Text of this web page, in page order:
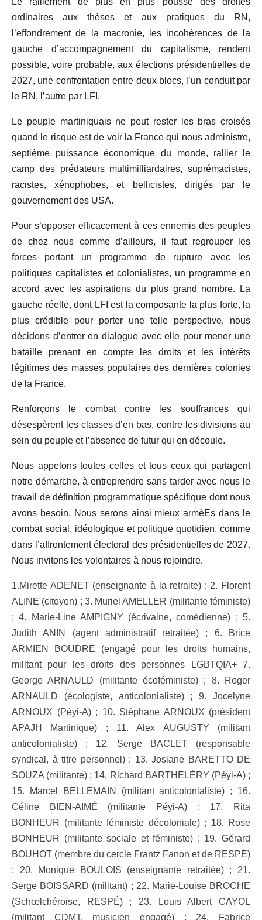
ordinaires aux thèses et aux pratiques du RN,
l’effondrement de la macronie, les incohérences de la
gauche d’accompagnement du capitalisme, rendent
possible, voire probable, aux élections présidentielles de
2027, une confrontation entre deux blocs, l’un conduit par
le RN, l’autre par LFI.
Le peuple martiniquais ne peut rester les bras croisés
quand le risque est de voir la France qui nous administre,
septième puissance économique du
monde, rallier
le
camp des prédateurs multimilliardaires, suprémacistes,
racistes, xénophobes, et
bellicistes, dirigés par le
gouvernement des USA.
Pour s’opposer efficacement à ces ennemis des peuples
de chez nous comme d’ailleurs, il faut regrouper les
forces portant un programme de rupture avec les
politiques capitalistes et colonialistes, un programme en
accord avec
les aspirations du plus grand nombre. La
gauche réelle, dont LFI est la composante la plus forte, la
plus crédible pour porter une telle perspective, nous
décidons d’entrer en dialogue avec elle pour mener une
bataille prenant en compte les droits et les intérêts
légitimes des masses populaires des dernières colonies
de la France.
Renforçons le combat contre les souffrances qui
désespèrent les classes d’en bas, contre les divisions au
sein du peuple et l’absence de futur qui en découle.
Nous appelons toutes celles et tous ceux qui partagent
notre démarche, à entreprendre sans tarder avec nous le
travail de définition programmatique spécifique dont nous
avons besoin. Nous serons ainsi mieux arméEs dans le
combat social, idéologique et politique quotidien, comme
dans l’affrontement électoral des présidentielles de 2027.
Nous invitons les volontaires à nous rejoindre.
1.Mirette ADENET (enseignante à la retraite) ; 2. Florent
ALINE (citoyen) ; 3. Muriel AMELLER (militante féministe)
; 4. Marie-Line AMPIGNY (écrivaine, comédienne) ; 5.
Judith ANIN (agent administratif retraitée) ; 6. Brice
ARMIEN BOUDRE (engagé pour les droits humains,
militant pour les droits des personnes LGBTQIA+ 7.
George ARNAULD (militante écoféministe) ; 8. Roger
ARNAULD (écologiste, anticolonialiste) ; 9. Jocelyne
ARNOUX (Péyi-A) ; 10. Stéphane ARNOUX (président
APAJH Martinique) ; 11. Alex AUGUSTY (militant
anticolonialiste) ; 12. Serge BACLET (responsable
syndical, à titre personnel) ; 13. Josiane BARETTO DE
SOUZA (militante) ; 14. Richard BARTHÉLÉRY (Péyi-A) ;
15. Marcel BELLEMAIN (militant anticolonialiste) ; 16.
Céline BIEN-AIMÉ (militante Péyi-A) ; 17. Rita
BONHEUR (militante féministe décoloniale) ; 18. Rose
BONHEUR (militante sociale et féministe) ; 19. Gérard
BOUHOT (membre du cercle Frantz Fanon et de RESPÉ)
; 20. Monique BOULOIS (enseignante retraitée) ; 21.
Serge BOISSARD (militant) ; 22. Marie-Louise BROCHE
(Schœlchéroise, RESPÉ) ; 23. Louis Albert CAYOL
(militant CDMT, musicien engagé) ; 24. Fabrice